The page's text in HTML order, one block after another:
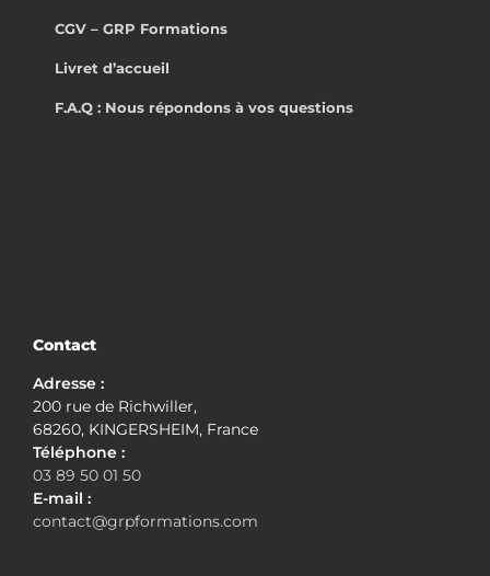
CGV – GRP Formations
Livret d’accueil
F.A.Q : Nous répondons à vos questions
Contact
Adresse :
200 rue de Richwiller,
68260, KINGERSHEIM, France
Téléphone :
03 89 50 01 50
E-mail :
contact@grpformations.com